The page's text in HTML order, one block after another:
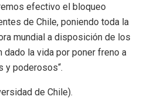
efectivo el bloqueo
de Chile, poniendo toda la
mundial a disposición de los
dado la vida por poner freno a
y poderosos“.
de Chile).